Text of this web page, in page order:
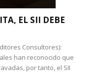
EL SII DEBE
Consultores):
han reconocido que
por tanto, el SII